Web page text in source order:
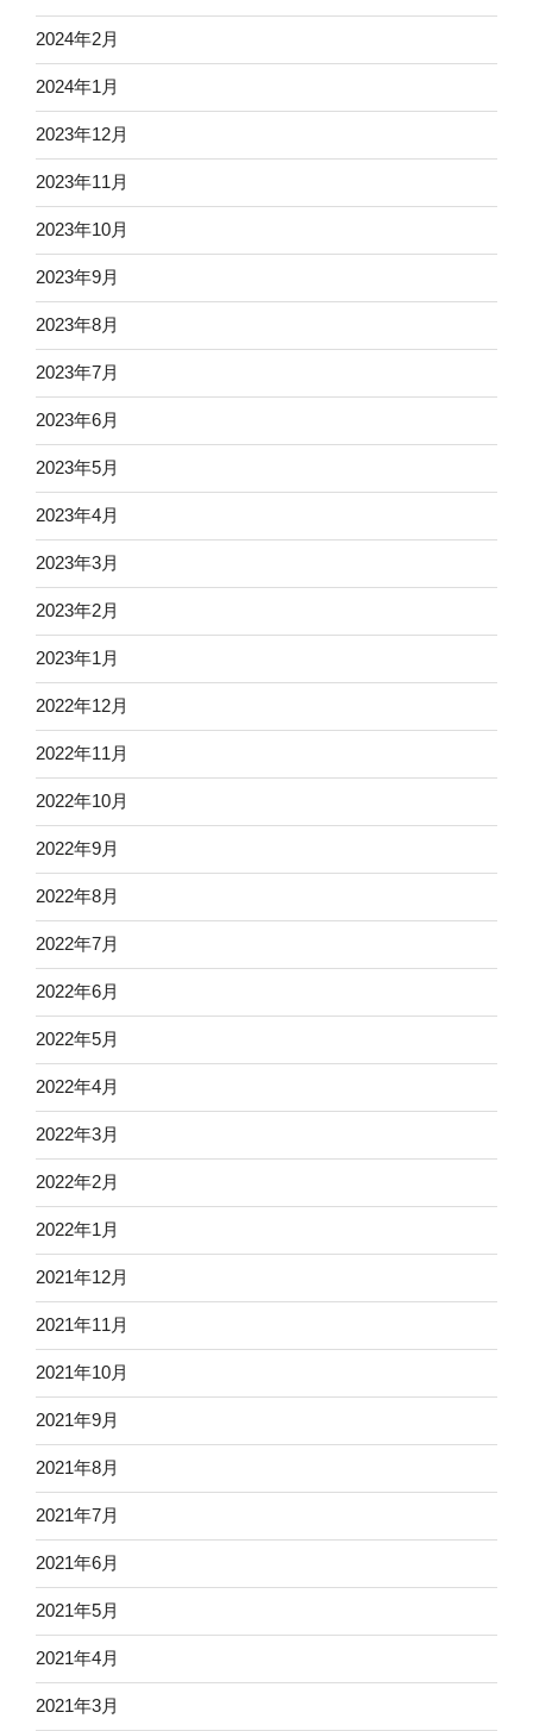
2024年2月
2024年1月
2023年12月
2023年11月
2023年10月
2023年9月
2023年8月
2023年7月
2023年6月
2023年5月
2023年4月
2023年3月
2023年2月
2023年1月
2022年12月
2022年11月
2022年10月
2022年9月
2022年8月
2022年7月
2022年6月
2022年5月
2022年4月
2022年3月
2022年2月
2022年1月
2021年12月
2021年11月
2021年10月
2021年9月
2021年8月
2021年7月
2021年6月
2021年5月
2021年4月
2021年3月